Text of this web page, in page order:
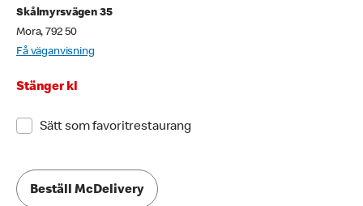
Skålmyrsvägen 35
Mora, 792 50
Få väganvisning
Stänger kl
Sätt som favoritrestaurang
Beställ McDelivery